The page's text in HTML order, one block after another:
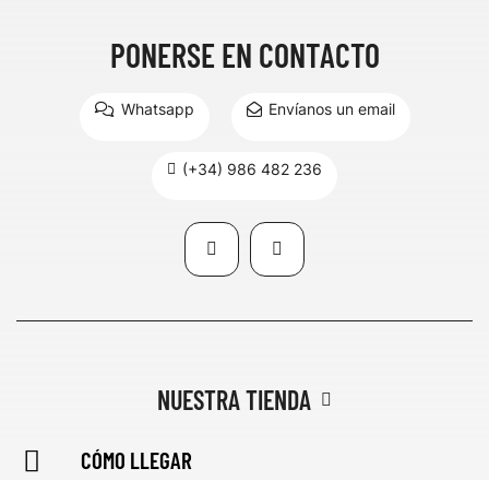
PONERSE EN CONTACTO
Whatsapp Envíanos un email
(+34) 986 482 236
NUESTRA TIENDA
CÓMO LLEGAR